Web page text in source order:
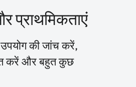
प्राथमिकताएं
की जांच करें,
करें और बहुत कुछ